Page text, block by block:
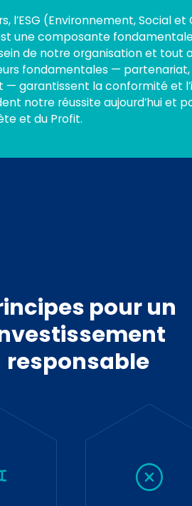
l’ESG (Environnement, Social
une composante fondamentale
de notre organisation et tout
fondamentales —
— garantissent la conformité et
notre réussite aujourd’hui et
et du Profit.
pour un
responsable